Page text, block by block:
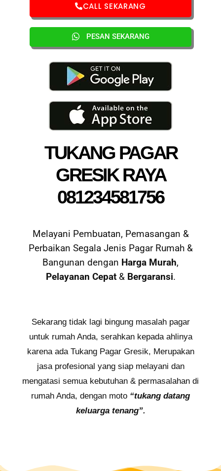
TUKANG PAGAR
GRESIK RAYA
081234581756
Melayani Pembuatan, Pemasangan &
Perbaikan Segala Jenis Pagar Rumah &
Bangunan dengan Harga Murah,
Pelayanan Cepat& Bergaransi.
Sekarang tidak lagi bingung masalah pagar
untuk rumah Anda, serahkan kepada ahlinya
karena ada Tukang Pagar Gresik, Merupakan
jasa profesional yang siap melayani dan
mengatasi semua kebutuhan & permasalahan di
rumah Anda, dengan moto “tukang datang
keluarga tenang”.
CALL SEKARANG
PESAN SEKARANG